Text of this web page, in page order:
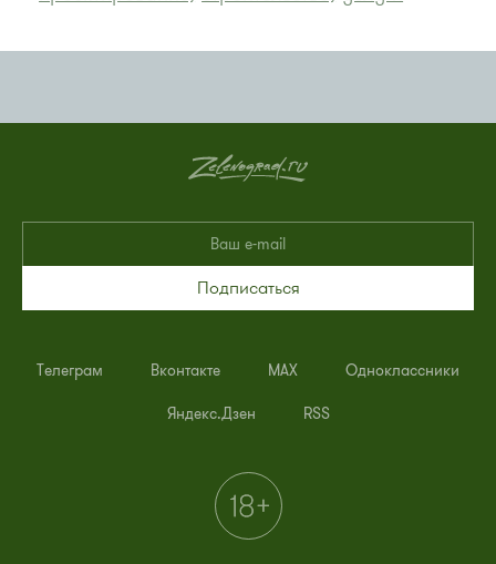
Подписаться
Телеграм Вконтакте MAX Одноклассники
Яндекс.Дзен RSS